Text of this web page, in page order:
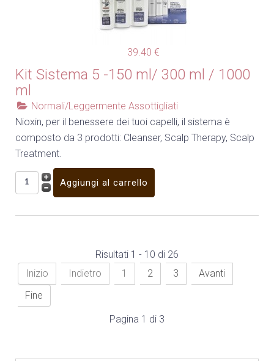
39.40 €
Kit Sistema 5 -150 ml/ 300 ml / 1000
ml
Normali/Leggermente Assottigliati
Nioxin, per il benessere dei tuoi capelli, il sistema è
composto da 3 prodotti: Cleanser, Scalp Therapy, Scalp
Treatment.
Risultati 1 - 10 di 26
Inizio
Indietro 1 2 3
Avanti
Fine
Pagina 1 di 3